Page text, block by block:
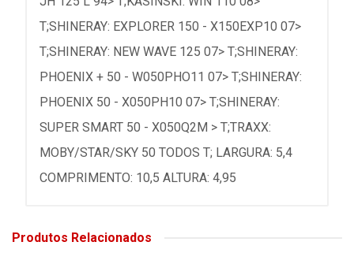
T;SHINERAY: EXPLORER 150 - X150EXP10 07>
T;SHINERAY: NEW WAVE 125 07> T;SHINERAY:
PHOENIX + 50 - W050PHO11 07> T;SHINERAY:
PHOENIX 50 - X050PH10 07> T;SHINERAY:
SUPER SMART 50 - X050Q2M > T;TRAXX:
MOBY/STAR/SKY 50 TODOS T; LARGURA: 5,4
COMPRIMENTO: 10,5 ALTURA: 4,95
Produtos Relacionados